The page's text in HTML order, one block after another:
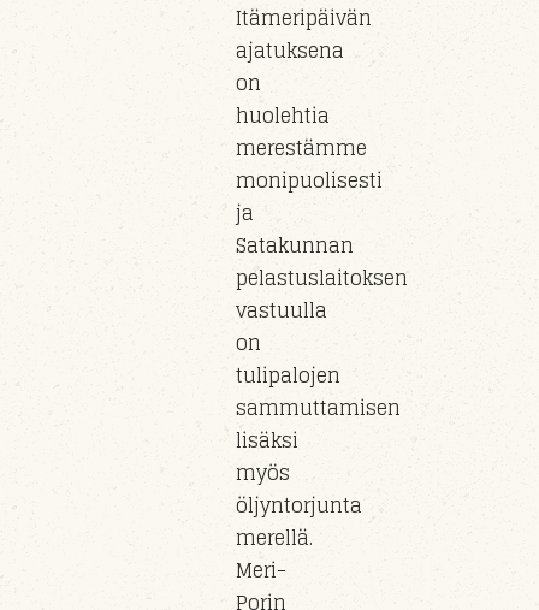
Itämeripäivän
ajatuksena
on
huolehtia
merestämme
monipuolisesti
ja
Satakunnan
pelastuslaitoksen
vastuulla
on
tulipalojen
sammuttamisen
lisäksi
myös
öljyntorjunta
merellä.
Meri-
Porin